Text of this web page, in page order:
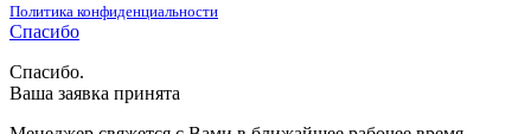
Политика конфиденциальности
Спасибо
Спасибо.
Ваша заявка принята